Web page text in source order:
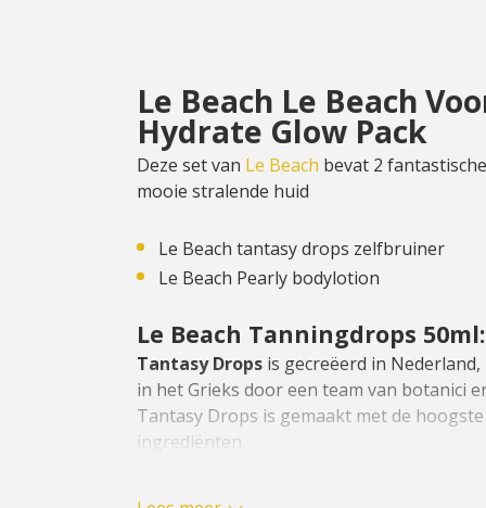
Le Beach Le Beach
Hydrate Glow Pack
Deze set van Le Beach bevat 2
mooie stralende huid
Le Beach tantasy drops zelfbruiner
Le Beach Pearly bodylotion
Le Beach Tanningdrops 50ml:
Tantasy Drops is gecreëerd in
in het Grieks door een team van botanici
Tantasy Drops is gemaakt met de
ingrediënten.
Voordelen van Le Beach